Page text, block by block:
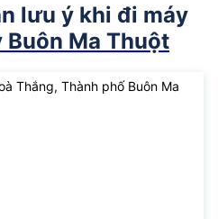
lưu ý khi đi máy
Buôn Ma Thuột
Thắng, Thành phố Buôn Ma